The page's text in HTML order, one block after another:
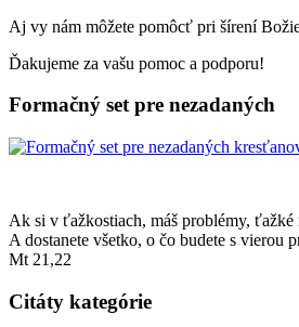
Aj vy nám môžete pomôcť pri šírení
Ďakujeme za vašu pomoc a podporu!
Formačný set pre nezadaných
Ak si v ťažkostiach, máš problémy, ťažké
A dostanete všetko, o čo budete s vierou
Mt 21,22
Citáty kategórie